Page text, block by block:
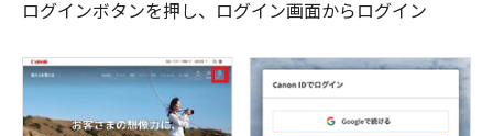
ログインボタンを押し、ログイン画面からログイン